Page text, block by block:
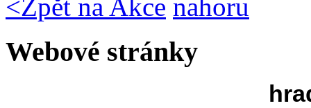
<Zpět na Akce nahoru
Webové stránky